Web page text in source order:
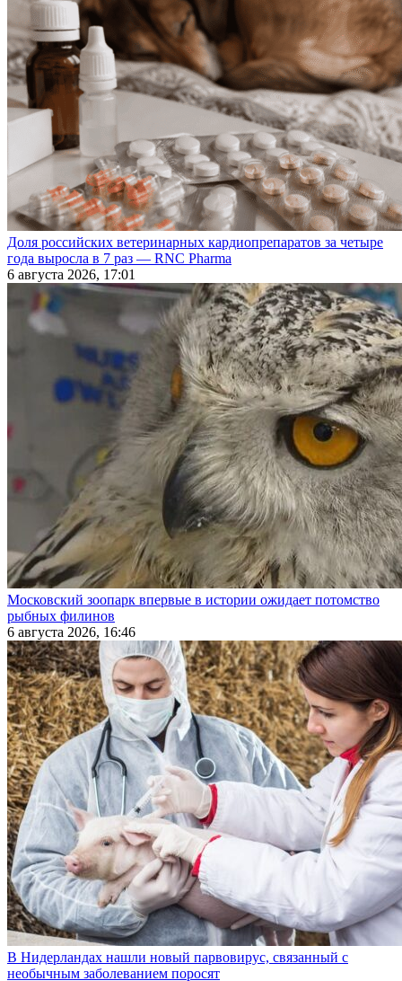
Доля российских ветеринарных кардиопрепаратов за четыре
года выросла в 7 раз — RNC Pharma
6 августа 2026, 17:01
Московский зоопарк впервые в истории ожидает потомство
рыбных филинов
6 августа 2026, 16:46
В Нидерландах нашли новый парвовирус, связанный с
необычным заболеванием поросят